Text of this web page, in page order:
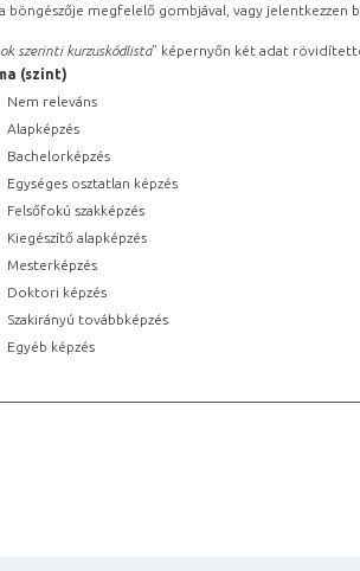
böngészője megfelelő gombjával, vagy
szerinti kurzuskódlista” képernyőn két adat
(szint)
Nem releváns
Alapképzés
Bachelorképzés
Egységes osztatlan képzés
Felsőfokú szakképzés
Kiegészítő alapképzés
Mesterképzés
Doktori képzés
Szakirányú továbbképzés
Egyéb képzés